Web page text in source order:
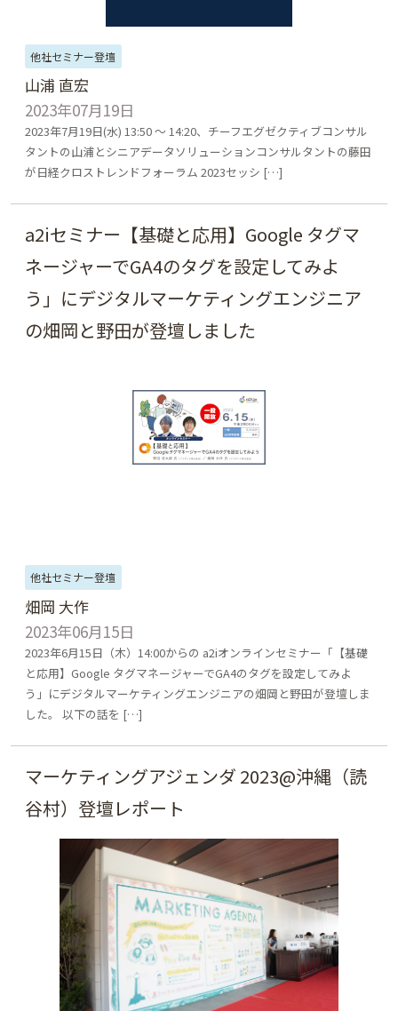
他社セミナー登壇
山浦 直宏
2023年07月19日
2023年7月19日(水) 13:50 ～ 14:20、チーフエグゼクティブコンサル
タントの山浦とシニアデータソリューションコンサルタントの藤田
が日経クロストレンドフォーラム 2023セッシ […]
a2iセミナー【基礎と応用】Google タグマ
ネージャーでGA4のタグを設定してみよ
う」にデジタルマーケティングエンジニア
の畑岡と野田が登壇しました
他社セミナー登壇
畑岡 大作
2023年06月15日
2023年6月15日（木）14:00からの a2iオンラインセミナー「【基礎
と応用】Google タグマネージャーでGA4のタグを設定してみよ
う」にデジタルマーケティングエンジニアの畑岡と野田が登壇しま
した。 以下の話を […]
マーケティングアジェンダ 2023@沖縄（読
谷村）登壇レポート